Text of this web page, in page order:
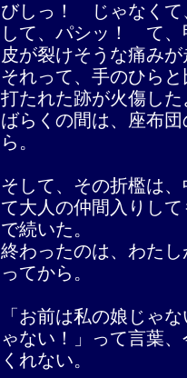
びしっ！ じゃなくて
して、パシッ！ て、
皮が裂けそうな痛み
それって、手のひら
打たれた跡が火傷し
ばらくの間は、座布
ら。
そして、その折檻は
て大人の仲間入りし
で続いた。
終わったのは、わた
ってから。
「お前は私の娘じゃ
ゃない！」って言葉
くれない。